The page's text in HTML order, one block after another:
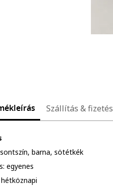
Szállítás & fizetés
barna, sötétkék
egyenes